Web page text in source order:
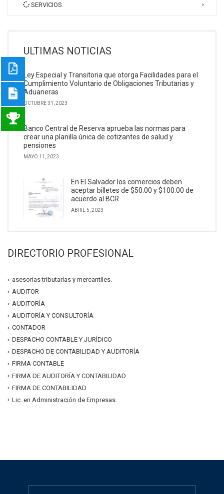
SERVICIOS
ULTIMAS NOTICIAS
Ley Especial y Transitoria que otorga Facilidades para el
Cumplimiento Voluntario de Obligaciones Tributarias y
Aduaneras
OCTUBRE 31, 2023
Banco Central de Reserva aprueba las normas para
crear una planilla única de cotizantes de salud y
pensiones
MAYO 11, 2023
En El Salvador los comercios deben
aceptar billetes de $50.00 y $100.00 de
acuerdo al BCR
ABRIL 5, 2023
DIRECTORIO PROFESIONAL
asesorías tributarias y mercantiles.
AUDITOR
AUDITORÍA
AUDITORÍA Y CONSULTORÍA
CONTADOR
DESPACHO CONTABLE Y JURÍDICO
DESPACHO DE CONTABILIDAD Y AUDITORÍA
FIRMA CONTABLE
FIRMA DE AUDITORÍA Y CONTABILIDAD
FIRMA DE CONTABILIDAD
Lic. en Administración de Empresas.